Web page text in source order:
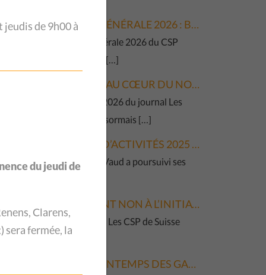
ASSEMBLÉE GÉNÉRALE 2026 : BILAN D’UNE ANNÉE 2025 RICHE EN AVANCÉES
L’Assemblée générale 2026 du CSP
Vaud s’est tenue […]
LES GALETAS, AU CŒUR DU NOUVEAU NUMÉRO DES NOUVELLES !
L’édition de juin 2026 du journal Les
Nouvelles est désormais […]
LE RAPPORT D’ACTIVITÉS 2025 EST DISPONIBLE
En 2025, le CSP Vaud a poursuivi ses
LES CSP DISENT NON À L’INITIATIVE « PAS DE SUISSE À 10 MILLIONS ! »
Le 13 mai 2026 – Les CSP de Suisse
VENTE DE PRINTEMPS DES GALETAS DU CSP VAUD : FAITES DE BELLES TROUVAILLES À PETITS PRIX !
de 9h00 à
du jeudi de
Clarens,
serafermée, la